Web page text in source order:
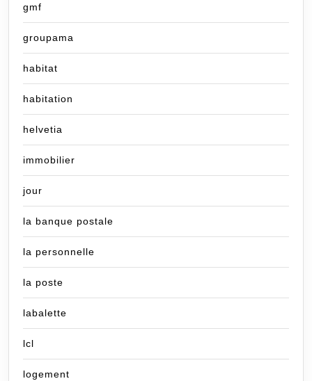
gmf
groupama
habitat
habitation
helvetia
immobilier
jour
la banque postale
la personnelle
la poste
labalette
lcl
logement